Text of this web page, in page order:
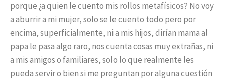
porque ¿a quien le cuento mis rollos metafísicos? No voy
a aburrir a mi mujer, solo se le cuento todo pero por
encima, superficialmente, ni a mis hijos, dirían mama al
papa le pasa algo raro, nos cuenta cosas muy extrañas, ni
a mis amigos o familiares, solo lo que realmente les
pueda servir o bien si me preguntan por alguna cuestión